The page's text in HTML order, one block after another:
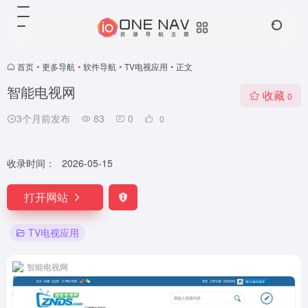
首页 • 更多导航 • 软件导航 • TV电视应用 • 正文
智能电视网
3个月前发布 83 0 0
收藏 0
收录时间： 2026-05-15
打开网站
TV电视应用
智能电视网